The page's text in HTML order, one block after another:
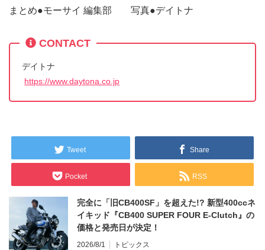
まとめ●モーサイ 編集部 写真●デイトナ
CONTACT
デイトナ
https://www.daytona.co.jp
Tweet Share
Pocket RSS
完全に「旧CB400SF」を超えた!? 新型400ccネ
イキッド『CB400 SUPER FOUR E-Clutch』の
価格と発売日が決定！
2026/8/1 トピックス